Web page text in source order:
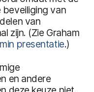
van
van
zijn. (Zie Graham
presentatie.)
en andere